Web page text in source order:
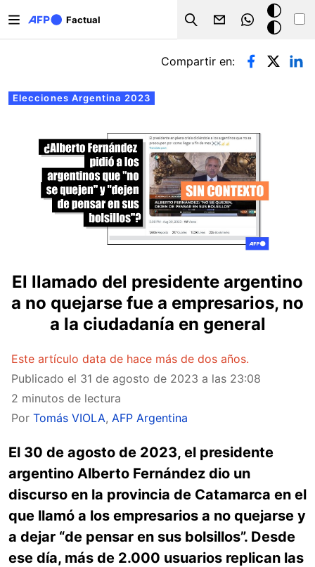
Factual
Search
Modo
oscuro
Solapas principales
Elecciones Argentina 2023
Compartir en:
El llamado del presidente argentino
a no quejarse fue a empresarios, no
a la ciudadanía en general
Este artículo data de hace más de dos años.
Publicado el 31 de agosto de 2023 a las 23:08
2 minutos de lectura
Por Tomás VIOLA, AFP Argentina
El 30 de agosto de 2023, el presidente
argentino Alberto Fernández dio un
discurso en la provincia de Catamarca en el
que llamó a los empresarios a no quejarse y
a dejar “de pensar en sus bolsillos”. Desde
ese día, más de 2.000 usuarios replican las